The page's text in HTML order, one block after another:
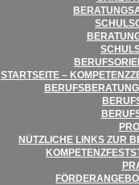
START­SEITE –
NÜTZ­LI­CHE LINKS ZUR